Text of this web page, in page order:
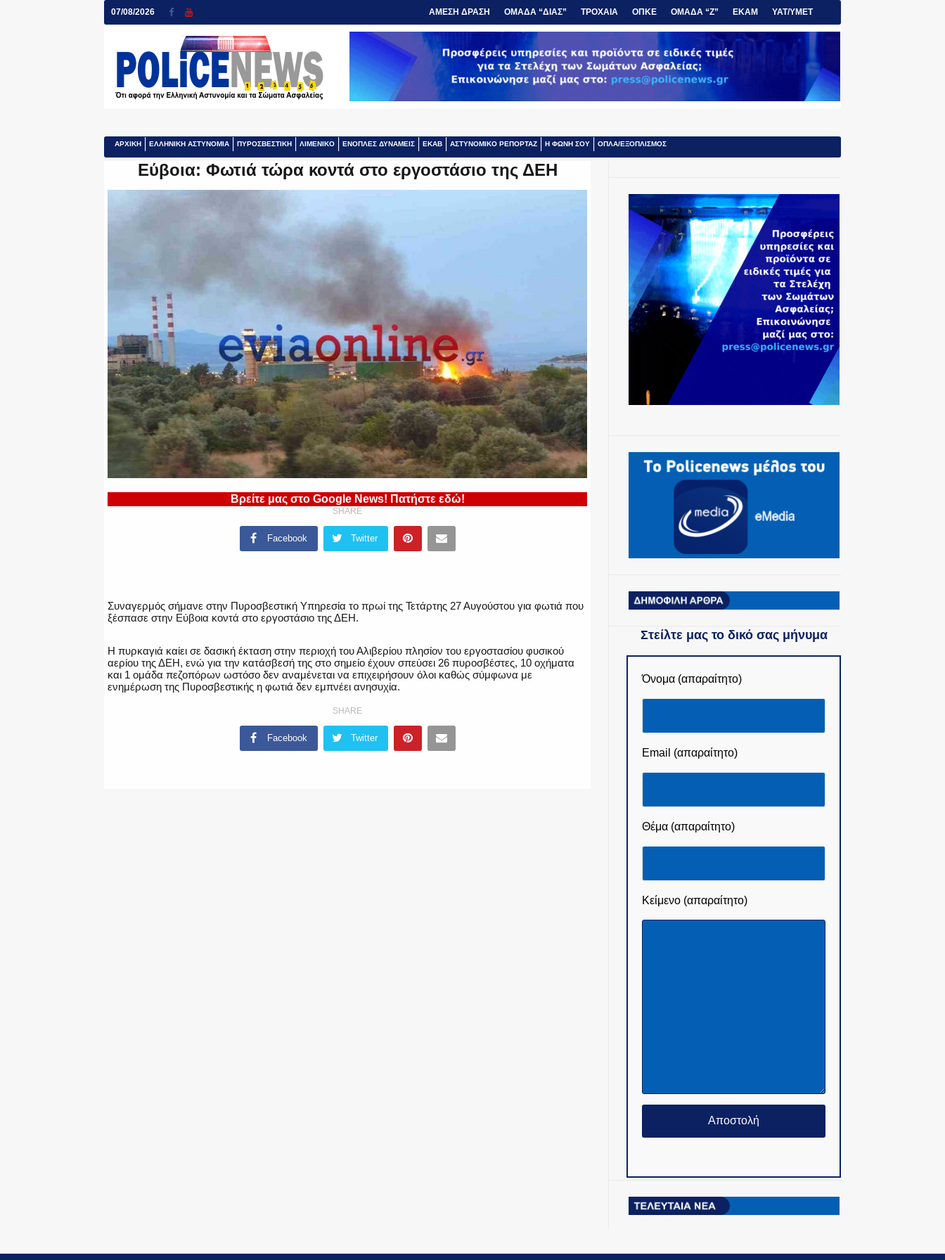
07/08/2026 ΑΜΕΣΗ ΔΡΑΣΗ ΟΜΑΔΑ “ΔΙΑΣ” ΤΡΟΧΑΙΑ ΟΠΚΕ ΟΜΑΔΑ “Ζ” ΕΚΑΜ ΥΑΤ/ΥΜΕΤ
ΑΡΧΙΚΗ ΕΛΛΗΝΙΚΗ ΑΣΤΥΝΟΜΙΑ ΠΥΡΟΣΒΕΣΤΙΚΗ ΛΙΜΕΝΙΚΟ ΕΝΟΠΛΕΣ ΔΥΝΑΜΕΙΣ ΕΚΑΒ ΑΣΤΥΝΟΜΙΚΟ ΡΕΠΟΡΤΑΖ Η ΦΩΝΗ ΣΟΥ ΟΠΛΑ/ΕΞΟΠΛΙΣΜΟΣ
Εύβοια: Φωτιά τώρα κοντά στο εργοστάσιο της ΔΕΗ
Βρείτε μας στο Google News! Πατήστε εδώ!
SHARE
Facebook Twitter
Συναγερμός σήμανε στην Πυροσβεστική Υπηρεσία το πρωί της Τετάρτης 27 Αυγούστου για φωτιά που
ξέσπασε στην Εύβοια κοντά στο εργοστάσιο της ΔΕΗ.
Η πυρκαγιά καίει σε δασική έκταση στην περιοχή του Αλιβερίου πλησίον του εργοστασίου φυσικού
αερίου της ΔΕΗ, ενώ για την κατάσβεσή της στο σημείο έχουν σπεύσει 26 πυροσβέστες, 10 οχήματα
και 1 ομάδα πεζοπόρων ωστόσο δεν αναμένεται να επιχειρήσουν όλοι καθώς σύμφωνα με
ενημέρωση της Πυροσβεστικής η φωτιά δεν εμπνέει ανησυχία.
SHARE
Facebook Twitter
Στείλτε μας το δικό σας μήνυμα
Όνομα (απαραίτητο)
Email (απαραίτητο)
Θέμα (απαραίτητο)
Κείμενο (απαραίτητο)